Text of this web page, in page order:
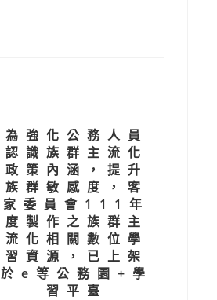
為強化公務人員
認識族群主流化
政策內涵，提升
族群敏感度，客
家委員會111年
度製作之族群主
流化相關數位學
習資源，已上架
於e等公務園+學
習平臺